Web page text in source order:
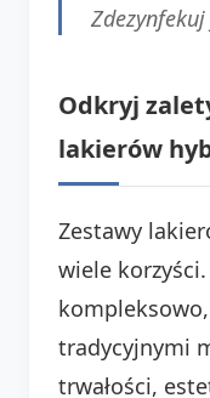
Odkryj
lakierów
Zestawy
wiele
tradycyjnymi
trwałości,